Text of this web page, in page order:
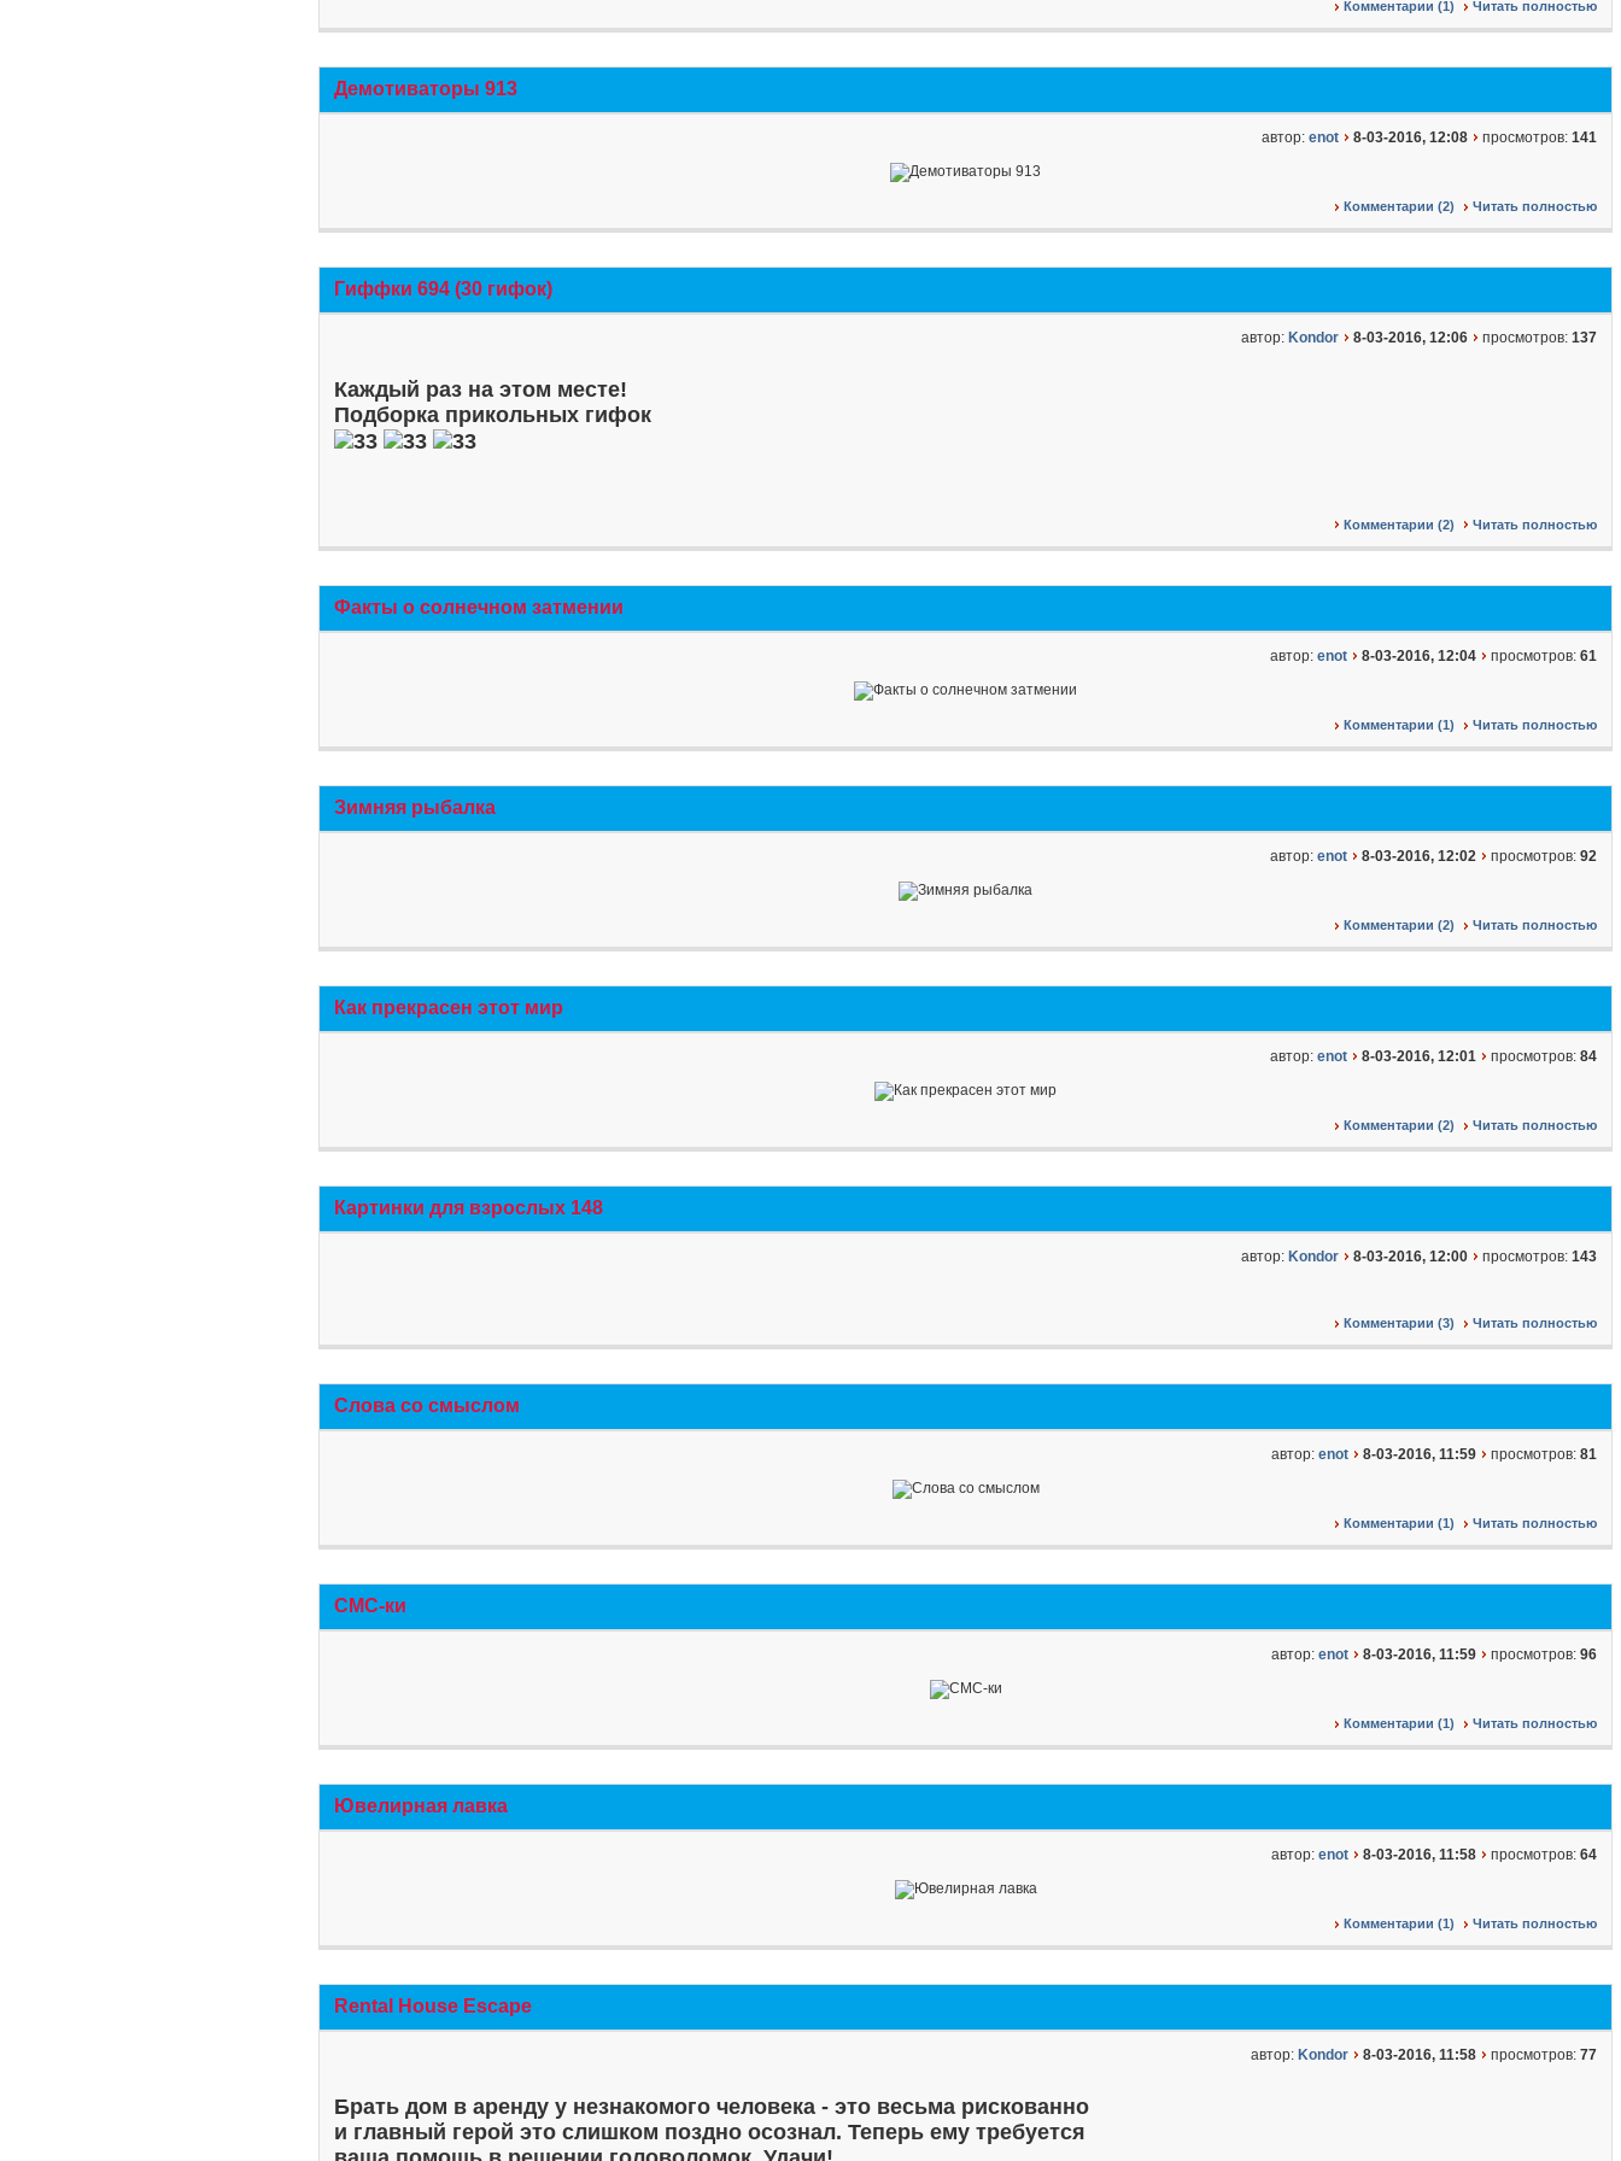
Комментарии (1) Читать полностью
Демотиваторы 913
автор: enot 8-03-2016, 12:08 просмотров: 141
Комментарии (2) Читать полностью
Гиффки 694 (30 гифок)
автор: Kondor 8-03-2016, 12:06 просмотров: 137
Каждый раз на этом месте!
Подборка прикольных гифок
Комментарии (2) Читать полностью
Факты о солнечном затмении
автор: enot 8-03-2016, 12:04 просмотров: 61
Комментарии (1) Читать полностью
Зимняя рыбалка
автор: enot 8-03-2016, 12:02 просмотров: 92
Комментарии (2) Читать полностью
Как прекрасен этот мир
автор: enot 8-03-2016, 12:01 просмотров: 84
Комментарии (2) Читать полностью
Картинки для взрослых 148
автор: Kondor 8-03-2016, 12:00 просмотров: 143
Комментарии (3) Читать полностью
Слова со смыслом
автор: enot 8-03-2016, 11:59 просмотров: 81
Комментарии (1) Читать полностью
СМС-ки
автор: enot 8-03-2016, 11:59 просмотров: 96
Комментарии (1) Читать полностью
Ювелирная лавка
автор: enot 8-03-2016, 11:58 просмотров: 64
Комментарии (1) Читать полностью
Rental House Escape
автор: Kondor 8-03-2016, 11:58 просмотров: 77
Брать дом в аренду у незнакомого человека - это весьма рискованно
и главный герой это слишком поздно осознал. Теперь ему требуется